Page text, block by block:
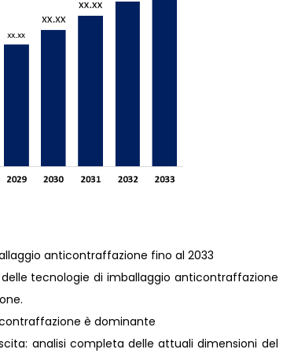
anticontraffazione fino al 2033
tecnologie di imballaggio anticontraffazione
è dominante
analisi completa delle attuali dimensioni del